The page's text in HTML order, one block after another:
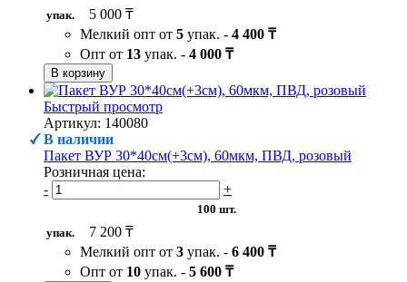
упак.
5 000 ₸
Мелкий опт от 5 упак. - 4 400 ₸
Опт от 13 упак. - 4 000 ₸
В корзину
Быстрый просмотр
Артикул: 140080
В наличии
Пакет ВУР 30*40см(+3см), 60мкм, ПВД, розовый
Розничная цена:
-
+
100 шт.
упак.
7 200 ₸
Мелкий опт от 3 упак. - 6 400 ₸
Опт от 10 упак. - 5 600 ₸